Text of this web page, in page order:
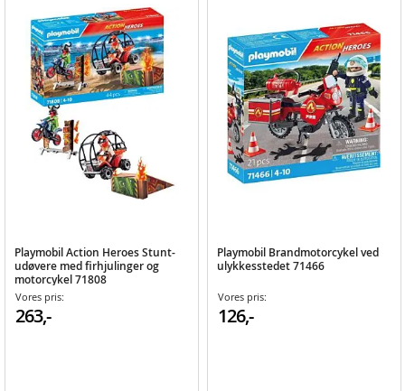
Playmobil Action Heroes Stunt-
udøvere med firhjulinger og
motorcykel 71808
Vores pris:
263,-
Playmobil Brandmotorcykel ved
ulykkesstedet 71466
Vores pris:
126,-